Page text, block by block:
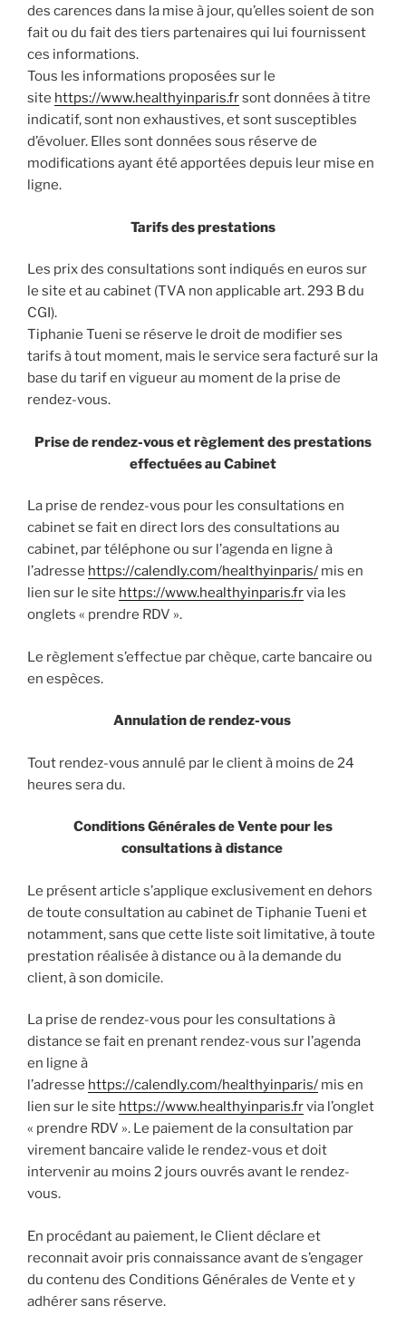
des carences dans la mise à jour, qu’elles soient de son
fait ou du fait des tiers partenaires qui lui fournissent
ces informations.
Tous les informations proposées sur le
site https://www.healthyinparis.frsont données à titre
indicatif, sont non exhaustives, et sont susceptibles
d’évoluer. Elles sont données sous réserve de
modifications ayant été apportées depuis leur mise en
ligne.
Tarifs des prestations
Les prix des consultations sont indiqués en euros sur
le site et au cabinet (TVA non applicable art. 293 B du
CGI).
Tiphanie Tueni se réserve le droit de modifier ses
tarifs à tout moment, mais le service sera facturé sur la
base du tarif en vigueur au moment de la prise de
rendez-vous.
Prise de rendez-vous et règlement des prestations
effectuées au Cabinet
La prise de rendez-vous pour les consultations en
cabinet se fait en direct lors des consultations au
cabinet, par téléphone ou sur l’agenda en ligne à
l’adresse https://calendly.com/healthyinparis/ mis en
lien sur le site https://www.healthyinparis.frvia les
onglets « prendre RDV ».
Le règlement s’effectue par chèque, carte bancaire ou
en espèces.
Annulation de rendez-vous
Tout rendez-vous annulé par le client à moins de 24
heures sera du.
Conditions Générales de Vente pour les
consultations à distance
Le présent article s’applique exclusivement en dehors
de toute consultation au cabinet de Tiphanie Tueni et
notamment, sans que cette liste soit limitative, à toute
prestation réalisée à distance ou à la demande du
client, à son domicile.
La prise de rendez-vous pour les consultations à
distance se fait en prenant rendez-vous sur l’agenda
en ligne à
l’adresse https://calendly.com/healthyinparis/ mis en
lien sur le site https://www.healthyinparis.frvia l’onglet
« prendre RDV ». Le paiement de la consultation par
virement bancaire valide le rendez-vous et doit
intervenir au moins 2 jours ouvrés avant le rendez-
vous.
En procédant au paiement, le Client déclare et
reconnait avoir pris connaissance avant de s’engager
du contenu des Conditions Générales de Vente et y
adhérer sans réserve.